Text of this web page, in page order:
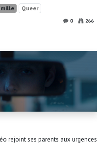
Queer
0 266
rejoint ses parents aux urgences